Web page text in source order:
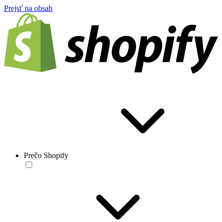
Prejsť na obsah
Prečo Shopify